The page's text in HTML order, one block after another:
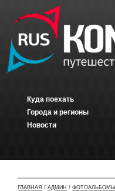
Куда поехать
Города и регионы
Новости
ГЛАВНАЯ / АДМИН / ФОТОАЛЬБОМЫ